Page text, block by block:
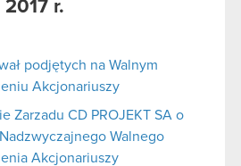
r.
podjętych na Walnym
Akcjonariuszy
Zarzadu CD PROJEKT SA o
Walnego
Akcjonariuszy